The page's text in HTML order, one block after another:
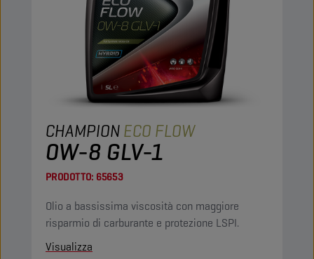
CHAMPIONECO FLOW
0W-8 GLV-1
PRODOTTO: 65653
Olio a bassissima viscosità con maggiore
risparmio di carburante e protezione LSPI.
Visualizza